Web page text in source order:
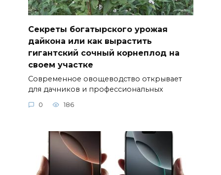
Секреты богатырского урожая
дайкона или как вырастить
гигантский сочный корнеплод на
своем участке
Современное овощеводство открывает
для дачников и профессиональных
0 186